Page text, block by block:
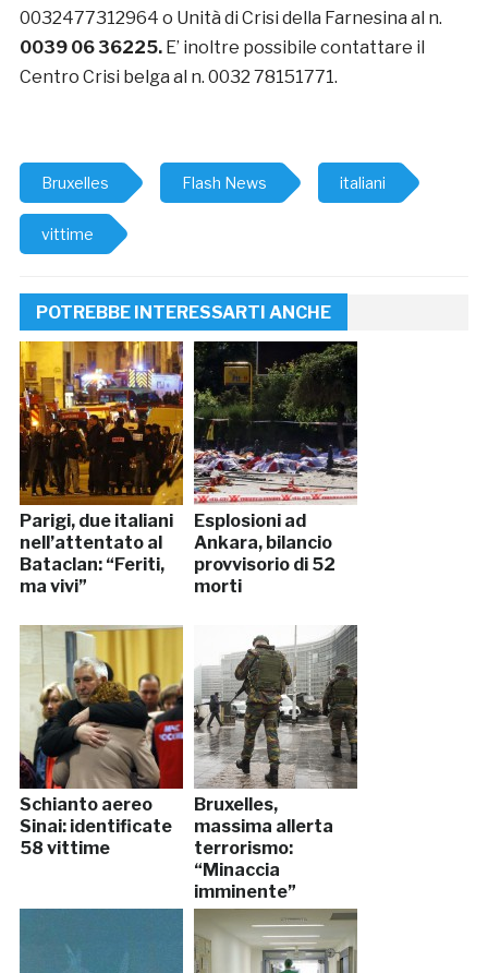
0032477312964 o Unità di Crisi della Farnesina al n.
0039 06 36225. E’ inoltre possibile contattare il
Centro Crisi belga al n. 0032 78151771.
Bruxelles Flash News italiani
vittime
POTREBBE INTERESSARTI ANCHE
Parigi, due italiani
nell’attentato al
Bataclan: “Feriti,
ma vivi”
Esplosioni ad
Ankara, bilancio
provvisorio di 52
morti
Schianto aereo
Sinai: identificate
58 vittime
Bruxelles,
massima allerta
terrorismo:
“Minaccia
imminente”